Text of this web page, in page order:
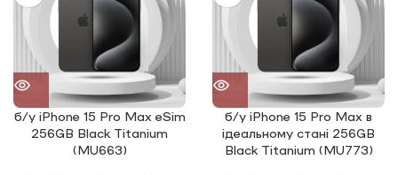
б/у iPhone 15 Pro Max eSim
256GB Black Titanium
(MU663)
б/у iPhone 15 Pro Max в
ідеальному стані 256GB
Black Titanium (MU773)